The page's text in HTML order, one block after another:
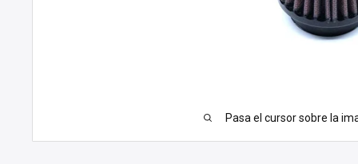
Pasa el cursor sobre la